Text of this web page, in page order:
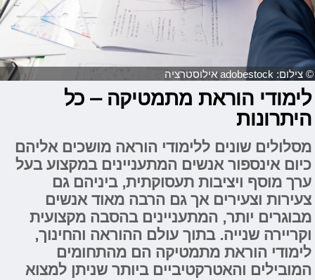
© צילום: adobestock אילוסטרציה
לימודי הוראת מתמטיקה – כל
היתרונות
מסלולים שונים ללימודי הוראה מושכים אליהם
כיום אינספור אנשים המתעניינים במקצוע בעל
ערך מוסף ויציבות תעסוקתית, ביניהם גם
צעירות וצעירים אך גם הרבה מאוד אנשים
מבוגרים יותר, המתעניינים בהסבה מקצועית
וקריירה שנייה. בתוך עולם ההוראה והחינוך,
לימודי הוראת מתמטיקה הם מהתחומים
המובילים והאטרקטיביים ביותר שניתן למצוא